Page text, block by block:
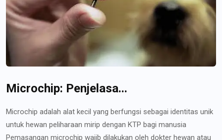
Microchip: Penjelasa...
Microchip adalah alat kecil yang berfungsi sebagai identitas unik
untuk hewan peliharaan mirip dengan KTP bagi manusia
Pemasangan microchip wajib dilakukan oleh dokter hewan atau